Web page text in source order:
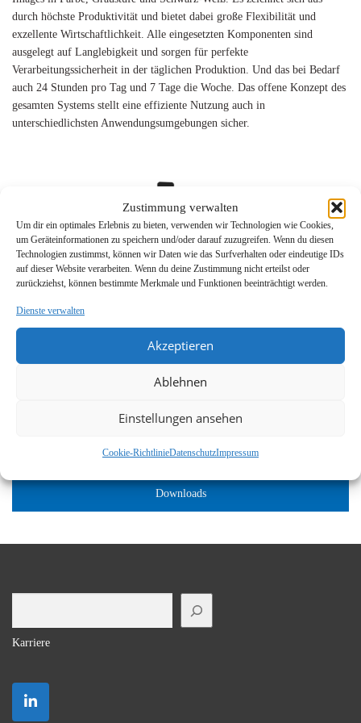
Zustimmung verwalten
Um dir ein optimales Erlebnis zu bieten, verwenden wir Technologien wie Cookies,
um Geräteinformationen zu speichern und/oder darauf zuzugreifen. Wenn du diesen
Technologien zustimmst, können wir Daten wie das Surfverhalten oder eindeutige IDs
auf dieser Website verarbeiten. Wenn du deine Zustimmung nicht erteilst oder
zurückziehst, können bestimmte Merkmale und Funktionen beeinträchtigt werden.
Dienste verwalten
Akzeptieren
Ablehnen
Einstellungen ansehen
Cookie-RichtlinieDatenschutzImpressum
durch höchste Produktivität und bietet dabei große Flexibilität und
exzellente Wirtschaftlichkeit. Alle eingesetzten Komponenten sind
ausgelegt auf Langlebigkeit und sorgen für perfekte
Verarbeitungssicherheit in der täglichen Produktion. Und das bei Bedarf
auch 24 Stunden pro Tag und 7 Tage die Woche. Das offene Konzept des
gesamten Systems stellt eine effiziente Nutzung auch in
unterschiedlichsten Anwendungsumgebungen sicher.
Downloads
Karriere